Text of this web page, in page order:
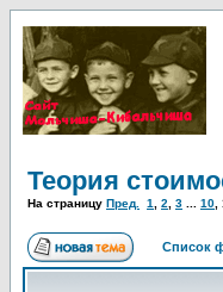
Теория
На страницу Пред. 1 2 3 10
Список